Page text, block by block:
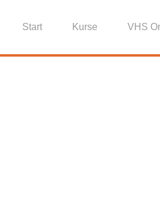
Start Kurse VHS